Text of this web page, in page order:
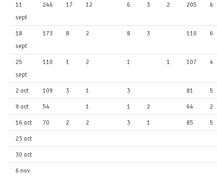
11
sept
246 17 12 6 3 2 205 6
18
sept
173 8 2 8 3 110 6
25
sept
110 1 2 1 1 107 4
2 oct 109 3 1 3 81 5
9 oct 54 1 1 2 64 2
16 oct 70 2 2 3 1 85 5
23 oct
30 oct
6 nov